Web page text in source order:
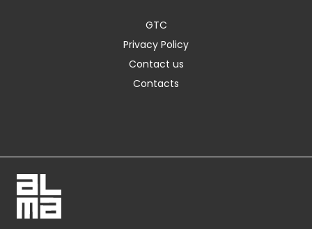
GTC
Privacy Policy
Contact us
Contacts